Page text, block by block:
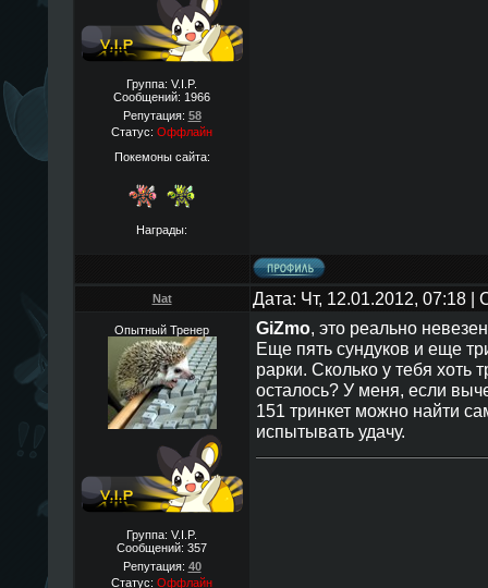
Группа: V.I.P.
Сообщений: 1966
Репутация: 58
Статус: Оффлайн
Покемоны сайта:
Награды:
Nat Дата: Чт, 12.01.2012, 07:18
Опытный Тренер
Группа: V.I.P.
Сообщений: 357
Репутация: 40
Статус: Оффлайн
GiZmo, это реально
Еще пять сундуков и еще
рарки. Сколько у тебя
осталось? У меня, если
151 тринкет можно найти
испытывать удачу.